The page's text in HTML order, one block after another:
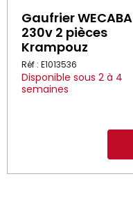
Gaufrier WECABA
230v 2 pièces
Krampouz
Réf : E1013536
Disponible sous 2 à 4
semaines